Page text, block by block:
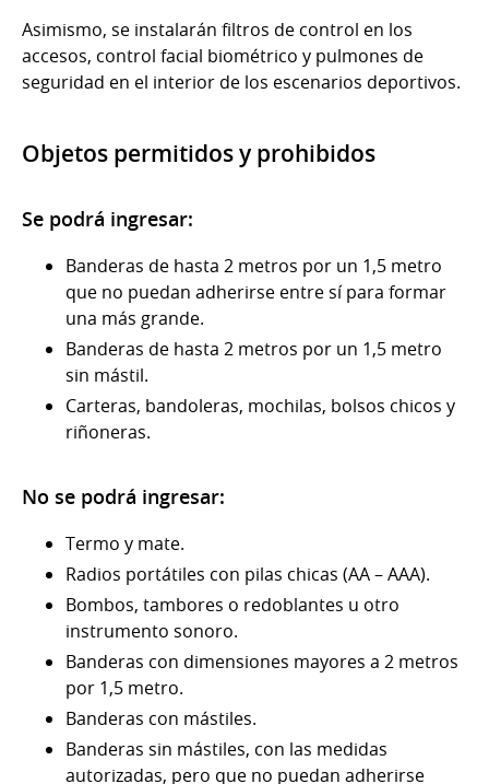
Asimismo, se instalarán filtros de control en los
accesos, control facial biométrico y pulmones de
seguridad en el interior de los escenarios deportivos.
Objetos permitidos y prohibidos
Se podrá ingresar:
Banderas de hasta 2 metros por un 1,5 metro
que no puedan adherirse entre sí para formar
una más grande.
Banderas de hasta 2 metros por un 1,5 metro
sin mástil.
Carteras, bandoleras, mochilas, bolsos chicos y
riñoneras.
No se podrá ingresar:
Termo y mate.
Radios portátiles con pilas chicas (AA – AAA).
Bombos, tambores o redoblantes u otro
instrumento sonoro.
Banderas con dimensiones mayores a 2 metros
por 1,5 metro.
Banderas con mástiles.
Banderas sin mástiles, con las medidas
autorizadas, pero que no puedan adherirse